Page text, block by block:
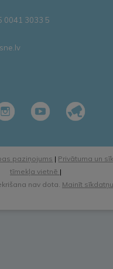
0041 3033 5
paziņojums | Privātuma un
tīmekļa vietnē |
nav dota. Mainīt